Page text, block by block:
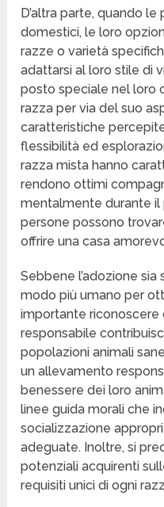
D’altra parte, quando
domestici, le loro
razze o varietà
adattarsi al loro stile di
posto speciale nel loro
razza per via del suo
caratteristiche
flessibilità ed
razza mista hanno
rendono ottimi
mentalmente durante il
persone possono
offrire una casa
Sebbene l’adozione
modo più umano per
importante riconoscere
responsabile
popolazioni animali
un allevamento
benessere dei loro
linee guida morali che
socializzazione
adeguate. Inoltre, si
potenziali acquirenti
requisiti unici di ogni